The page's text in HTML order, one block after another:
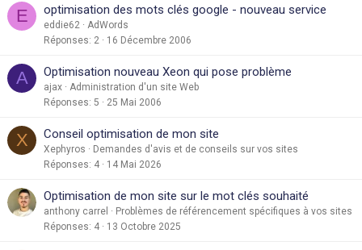
E optimisation des mots clés google - nouveau service
eddie62
AdWords
Réponses 2 16 Décembre 2006
A Optimisation nouveau Xeon qui pose problème
ajax
Administration d'un site Web
Réponses 5 25 Mai 2006
X Conseil optimisation de mon site
Xephyros
Demandes d'avis et de conseils sur vos sites
Réponses 4 14 Mai 2026
Optimisation de mon site sur le mot clés souhaité
anthony carrel
Problèmes de référencement spécifiques à vos sites
Réponses 4 13 Octobre 2025